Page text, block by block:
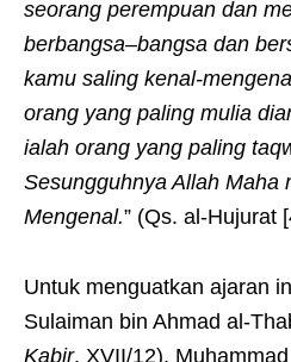
seorang perempuan dan
berbangsa–bangsa dan
kamu saling kenal-
orang yang paling mulia
ialah orang yang paling
Sesungguhnya Allah Maha
Mengenal.” (Qs. al-Hujurat
Untuk menguatkan ajaran
Sulaiman bin Ahmad al-
Kabir, XVII/12),